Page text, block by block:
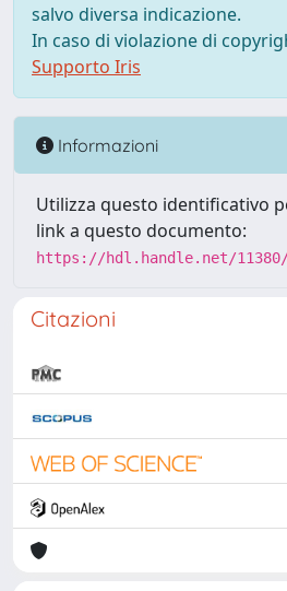
salvo diversa indicazione.
In caso di violazione di
Supporto Iris
Informazioni
Utilizza questo identificativo
link a questo documento:
https://hdl.handle.net/11380/
Citazioni